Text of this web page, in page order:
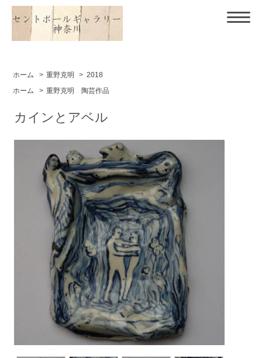
ホーム > 重野克明 > 2018
ホーム
> 重野克明 陶芸作品
カインとアベル